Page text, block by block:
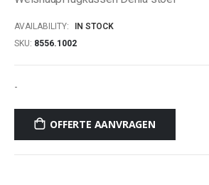
AVAILABILITY:
IN STOCK
SKU 8556.1002
-
OFFERTE AANVRAGEN